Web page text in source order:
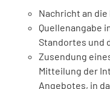
Nachricht an
Quellenangabe
Standortes und
Zusendung
Mitteilung der
Angebotes, in